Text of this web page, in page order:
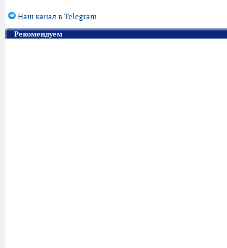
Наш канал в Telegram
Рекомендуем